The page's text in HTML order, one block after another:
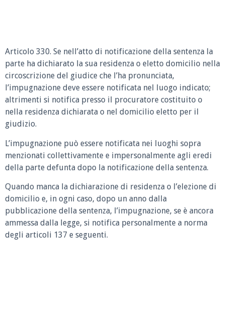
Articolo 330. Se nell’atto di notificazione della sentenza la
parte ha dichiarato la sua residenza o eletto domicilio nella
circoscrizione del giudice che l’ha pronunciata,
l’impugnazione deve essere notificata nel luogo indicato;
altrimenti si notifica presso il procuratore costituito o
nella residenza dichiarata o nel domicilio eletto per il
giudizio.
L’impugnazione può essere notificata nei luoghi sopra
menzionati collettivamente e impersonalmente agli eredi
della parte defunta dopo la notificazione della sentenza.
Quando manca la dichiarazione di residenza o l’elezione di
domicilio e, in ogni caso, dopo un anno dalla
pubblicazione della sentenza, l’impugnazione, se è ancora
ammessa dalla legge, si notifica personalmente a norma
degli articoli 137 e seguenti.